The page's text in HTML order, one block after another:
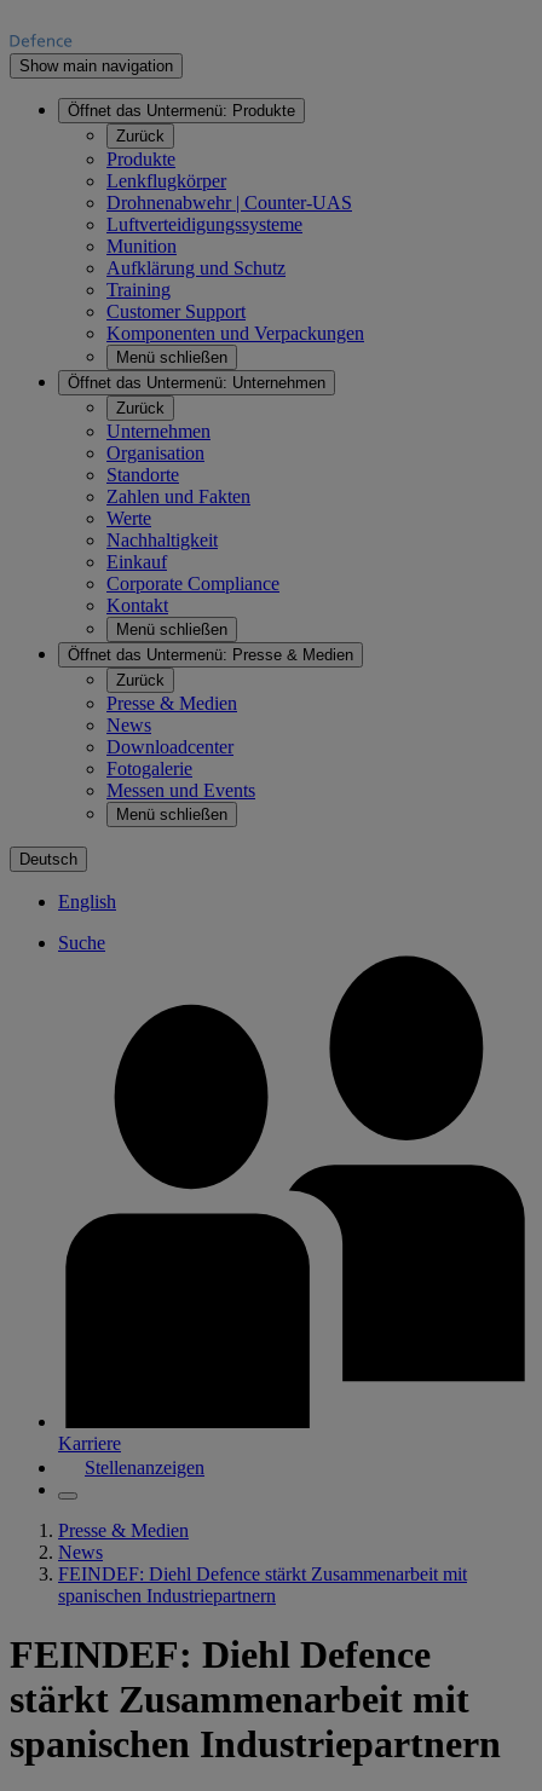
Show main navigation
Öffnet das Untermenü: Produkte
Zurück
Produkte
Lenkflugkörper
Drohnenabwehr | Counter-UAS
Luftverteidigungssysteme
Munition
Aufklärung und Schutz
Training
Customer Support
Komponenten und Verpackungen
Menü schließen
Öffnet das Untermenü: Unternehmen
Zurück
Unternehmen
Organisation
Standorte
Zahlen und Fakten
Werte
Nachhaltigkeit
Einkauf
Corporate Compliance
Kontakt
Menü schließen
Öffnet das Untermenü: Presse & Medien
Zurück
Presse & Medien
News
Downloadcenter
Fotogalerie
Messen und Events
Menü schließen
Deutsch
English
Suche
Karriere
Stellenanzeigen
Presse & Medien
News
FEINDEF: Diehl Defence stärkt Zusammenarbeit mit
spanischen Industriepartnern
FEINDEF: Diehl Defence
stärkt Zusammenarbeit mit
spanischen Industriepartnern